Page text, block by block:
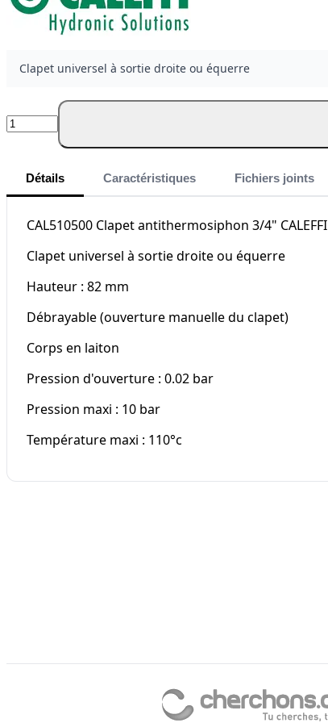
Clapet universel à sortie droite ou équerre
Quantité
Détails Caractéristiques Fichiers joints
CAL510500 Clapet antithermosiphon 3/4" CALEFFI
Clapet universel à sortie droite ou équerre
Hauteur : 82 mm
Débrayable (ouverture manuelle du clapet)
Corps en laiton
Pression d'ouverture : 0.02 bar
Pression maxi : 10 bar
Température maxi : 110°c